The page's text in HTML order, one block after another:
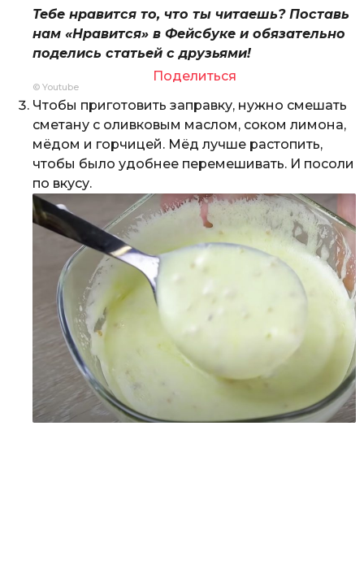
Тебе нравится то, что ты читаешь? Поставь
нам «Нравится» в Фейсбуке и обязательно
поделись статьей с друзьями!
Поделиться
© Youtube
Чтобы приготовить заправку, нужно смешать
сметану с оливковым маслом, соком лимона,
мёдом и горчицей. Мёд лучше растопить,
чтобы было удобнее перемешивать. И посоли
по вкусу.